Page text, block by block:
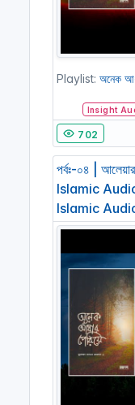
Playlist: অনেক
Insight
702
পর্বঃ-০৪ |
Islamic
Islamic